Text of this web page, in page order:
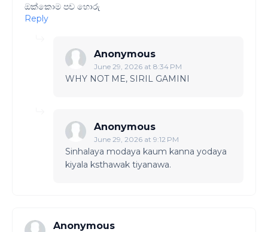
ඔක්කොම පච හොරු
Reply
Anonymous
June 29, 2026 at 8:34 PM
WHY NOT ME, SIRIL GAMINI
Anonymous
June 29, 2026 at 9:12 PM
Sinhalaya modaya kaum kanna yodaya
kiyala ksthawak tiyanawa.
Anonymous